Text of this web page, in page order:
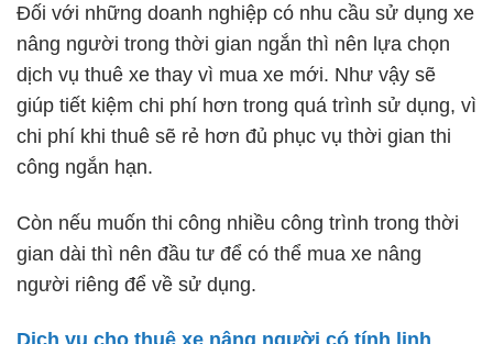
Đối với những doanh nghiệp có nhu cầu sử dụng xe
nâng người trong thời gian ngắn thì nên lựa chọn
dịch vụ thuê xe thay vì mua xe mới. Như vậy sẽ
giúp tiết kiệm chi phí hơn trong quá trình sử dụng, vì
chi phí khi thuê sẽ rẻ hơn đủ phục vụ thời gian thi
công ngắn hạn.
Còn nếu muốn thi công nhiều công trình trong thời
gian dài thì nên đầu tư để có thể mua xe nâng
người riêng để về sử dụng.